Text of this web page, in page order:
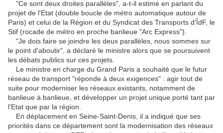
"Ce sont deux droites parallèles", a-t-il estimé en parlant du
projet de l'Etat (double boucle de métro automatique autour de
Paris) et celui de la Région et du Syndicat des Transports d'ÎdF, le
Stif (rocade de métro en proche banlieue "Arc Express").
"Je dois faire se joindre les deux parallèles, nous sommes sur
le point d'aboutir", a déclaré le ministre alors que se poursuivent
les débats publics sur ces projets.
Le ministre en charge du Grand Paris a souhaité que le futur
réseau de transport "réponde à deux exigences" : agir tout de
suite pour moderniser les réseaux existants, notamment de
banlieue à banlieue, et développer un projet unique porté tant par
l'Etat que par la région.
En déplacement en Seine-Saint-Denis, il a indiqué que ses
priorités dans ce département sont la modernisation des réseaux